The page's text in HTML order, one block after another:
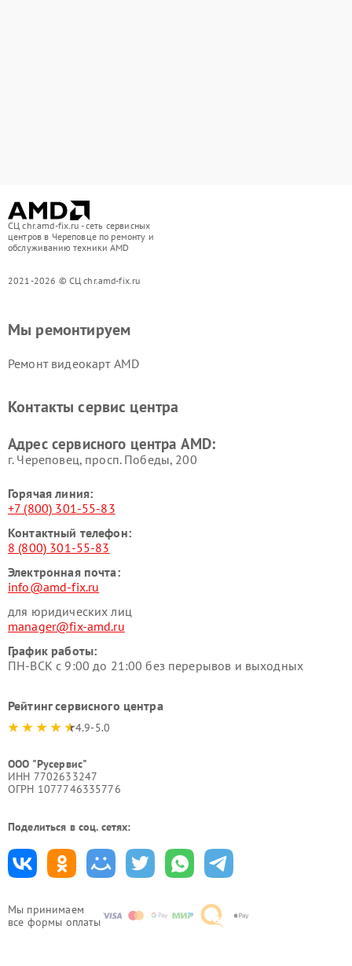
СЦ chr.amd-fix.ru - сеть сервисных
центров в Череповце по ремонту и
обслуживанию техники AMD
2021-2026 © СЦ chr.amd-fix.ru
Мы принимаем
все формы оплаты
Мы ремонтируем
Ремонт видеокарт AMD
Контакты сервис центра
Адрес сервисного центра AMD:
г. Череповец, просп. Победы, 200
Горячая линия:
+7 (800) 301-55-83
Контактный телефон:
8 (800) 301-55-83
Электронная почта:
info@amd-fix.ru
для юридических лиц
manager@fix-amd.ru
График работы:
ПН-ВСК с 9:00 до 21:00 без перерывов и выходных
Рейтинг сервисного центра
4.9-5.0
ООО "Русервис"
ИНН 7702633247
ОГРН 1077746335776
Поделиться в соц. сетях: